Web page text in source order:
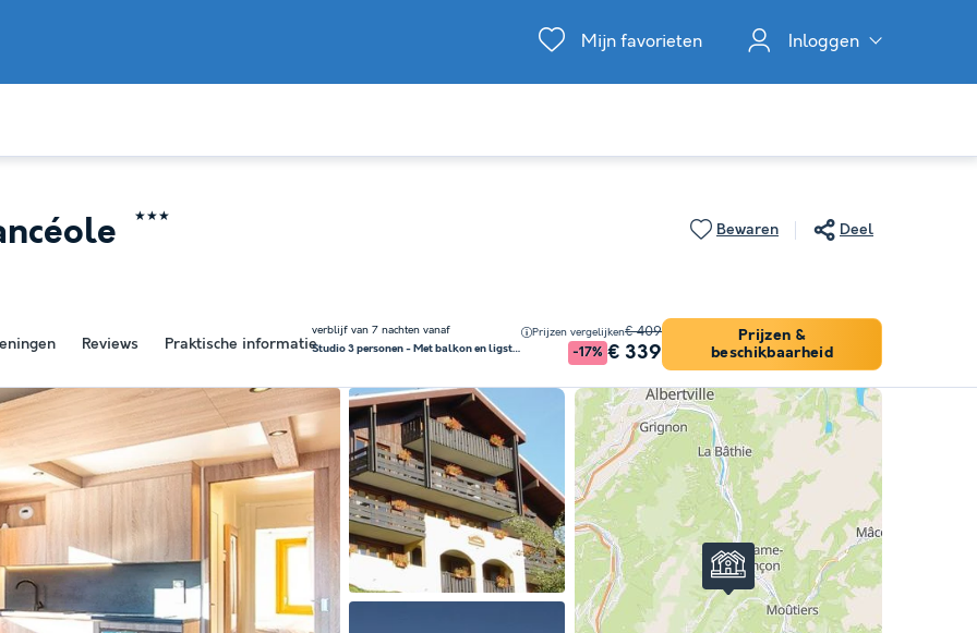
Mijn favorieten Inloggen
Reviews Praktische informatie
verblijf van 7 nachten vanaf
Studio 3 personen - Met balkon en ligstoelen
Prijzen vergelijken€ 409
-17% € 339
Prijzen &
beschikbaarheid
★★★
Bewaren Deel